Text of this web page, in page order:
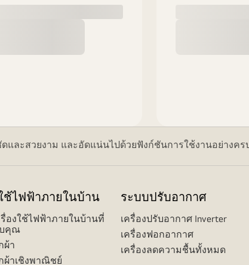
และสวยงาม และอัดแน่นไปด้วยฟังก์ชันการใช้งานอย่างค
ช้ไฟฟ้าภายในบ้าน
องใช้ไฟฟ้าภายในบ้านที่
บคุณ
ผ้า
ผ้าเชิงพาณิชย์
ระบบปรับอากาศ
เครื่องปรับอากาศ Inverter
เครื่องฟอกอากาศ
เครื่องลดความชื้นทั้งหมด